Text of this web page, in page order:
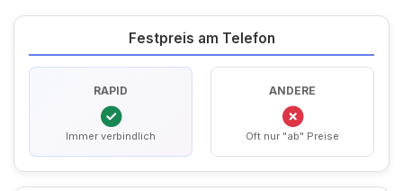
Festpreis am Telefon
RAPID
Immer verbindlich
ANDERE
Oft nur "ab" Preise